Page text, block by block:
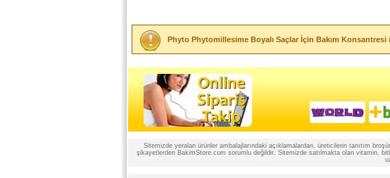
Phyto Phytomillesime Boyalı Saçlar İçin Bakım Konsantresi
Sitemizde yeralan ürünler ambalajlarındaki açıklamalardan, üreticilerin tanıtım
şikayetlerden BakimStore.com sorumlu değildir. Sitemizde satılmakta olan vitamin,